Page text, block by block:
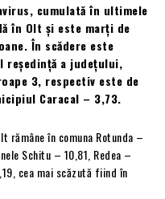
cumulată în ultimele
în Olt și este marți de
În scădere este
reședință a județului,
3, respectiv este de
Caracal – 3,73.
rămâne în comuna Rotunda –
Schitu – 10,81, Redea –
cea mai scăzută fiind în